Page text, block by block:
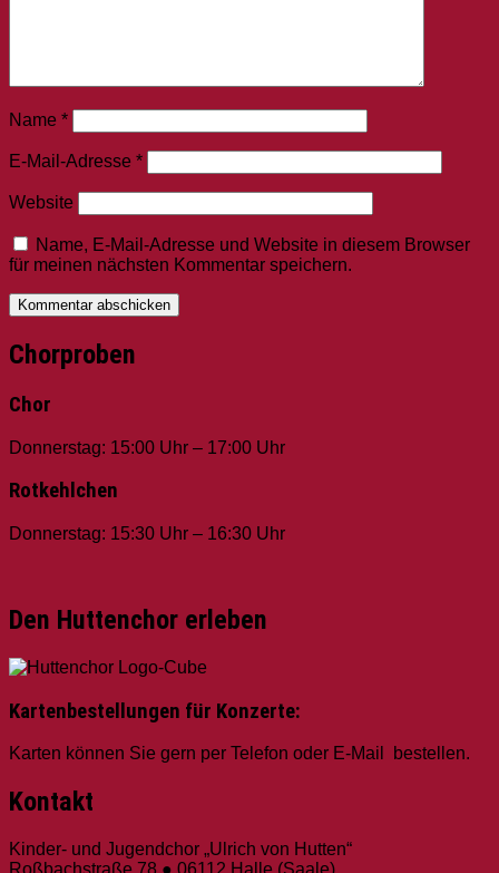
Name *
E-Mail-Adresse *
Website
Name, E-Mail-Adresse und Website in diesem Browser
für meinen nächsten Kommentar speichern.
Chorproben
Chor
Donnerstag: 15:00 Uhr – 17:00 Uhr
Rotkehlchen
Donnerstag: 15:30 Uhr – 16:30 Uhr
Den Huttenchor erleben
Kartenbestellungen für Konzerte:
Karten können Sie gern per Telefon oder E-Mail bestellen.
Kontakt
Kinder- und Jugendchor „Ulrich von Hutten“
Roßbachstraße 78 ● 06112 Halle (Saale)